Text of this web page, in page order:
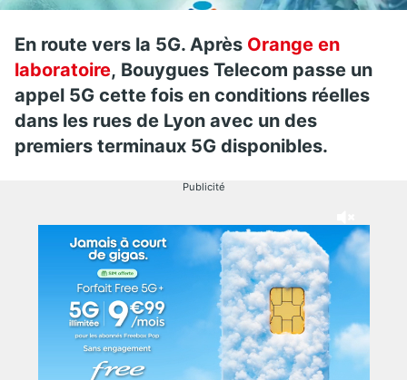
En route vers la 5G. Après Orange en
laboratoire, Bouygues Telecom passe un
appel 5G cette fois en conditions réelles
dans les rues de Lyon avec un des
premiers terminaux 5G disponibles.
Publicité